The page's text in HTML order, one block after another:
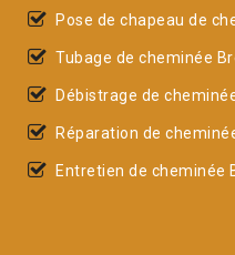
Pose de chapeau de
Tubage de cheminée
Débistrage de
Réparation de
Entretien de cheminée